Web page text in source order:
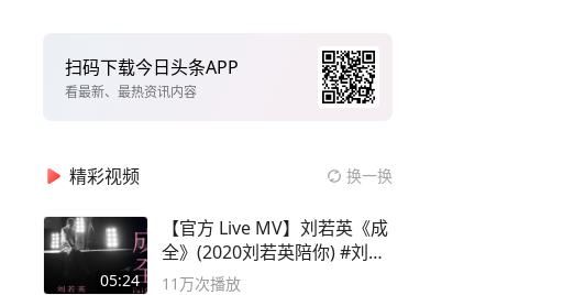
扫码下载今日头条APP
看最新、最热资讯内容
精彩视频 换一换
05:24
【官方 Live MV】刘若英《成
全》(2020刘若英陪你) #刘若
英 #成全
11万次播放